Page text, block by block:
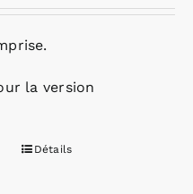
la version
Détails